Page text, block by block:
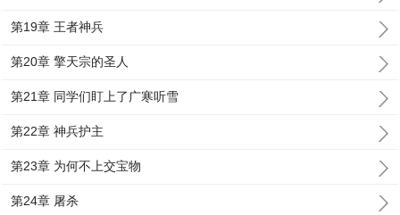
第19章 王者神兵
第20章 擎天宗的圣人
第21章 同学们盯上了广寒听雪
第22章 神兵护主
第23章 为何不上交宝物
第24章 屠杀